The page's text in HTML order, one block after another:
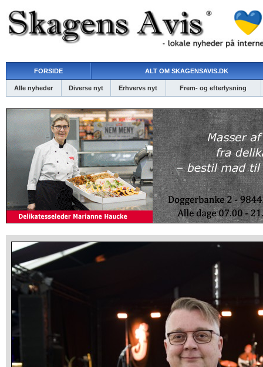
FORSIDE ALT OM SKAGENSAVIS.DK
Alle nyheder Diverse nyt Erhvervs nyt Frem- og efterlysning